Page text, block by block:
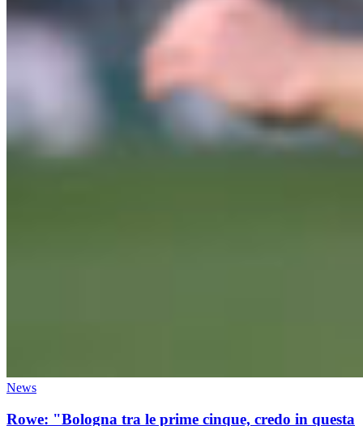
News
Rowe: "Bologna tra le prime cinque, credo in questa